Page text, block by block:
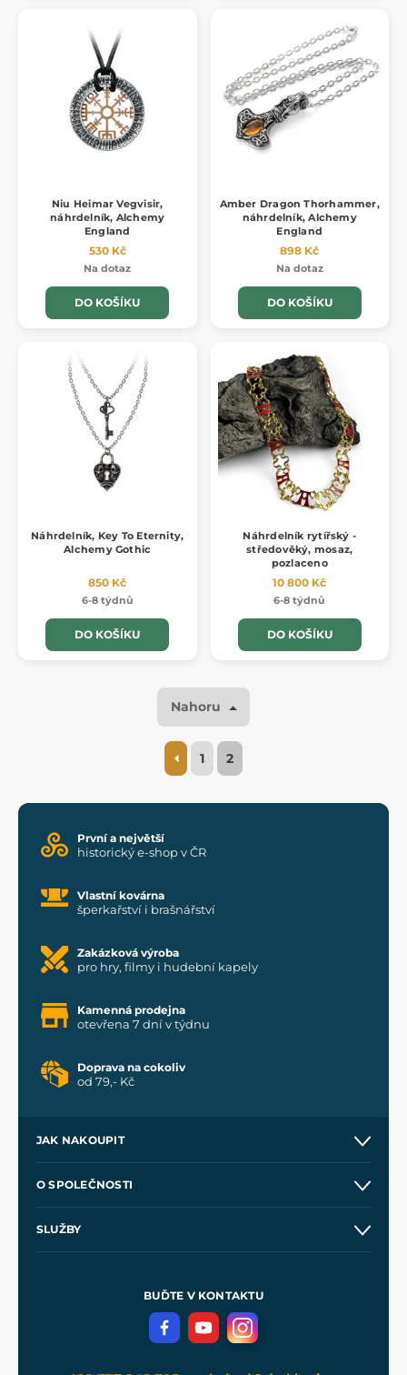
Niu Heimar Vegvisir,
náhrdelník, Alchemy
England
530 Kč
Na dotaz
DO KOŠÍKU
Amber Dragon Thorhammer,
náhrdelník, Alchemy
England
898 Kč
Na dotaz
DO KOŠÍKU
Náhrdelník, Key To Eternity,
Alchemy Gothic
850 Kč
6-8 týdnů
DO KOŠÍKU
Náhrdelník rytířský -
středověký, mosaz,
pozlaceno
10 800 Kč
6-8 týdnů
DO KOŠÍKU
Nahoru
1 2
První a největší
historický e-shop v ČR
Vlastní kovárna
šperkařství i brašnářství
Zakázková výroba
pro hry, filmy i hudební kapely
Kamenná prodejna
otevřena 7 dní v týdnu
Doprava na cokoliv
od 79,- Kč
JAK NAKOUPIT
Velkoobchod
O SPOLEČNOSTI
SLUŽBY
Meče pro Kingdom Come
BUĎTE V KONTAKTU